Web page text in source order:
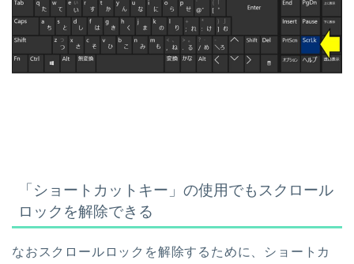
「ショートカットキー」の使用でもスクロール
ロックを解除できる
なおスクロールロックを解除するために、ショートカ